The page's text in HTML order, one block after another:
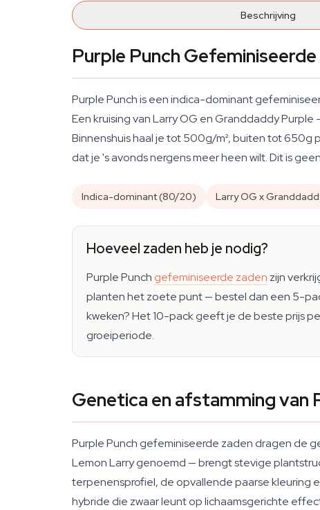
Beschrijving
Purple Punch
Purple Punch is een indica-dominant
Een kruising van Larry OG en Granddaddy
Binnenshuis haal je tot 500g/m², buiten tot 650g
dat je 's avonds nergens meer heen wilt. Dit is
Indica-dominant (80/20) Larry OG x
Hoeveel zaden heb je nodig?
Purple Punch gefeminiseerde zaden zijn
planten het zoete punt — bestel dan een 5-
kweken? Het 10-pack geeft je de beste prijs
groeiperiode.
Genetica en afstamming van
Purple Punch gefeminiseerde zaden dragen de
Lemon Larry genoemd — brengt stevige
terpenensprofiel, de opvallende paarse kleuring
hybride die zwaar leunt op lichaamsgerichte